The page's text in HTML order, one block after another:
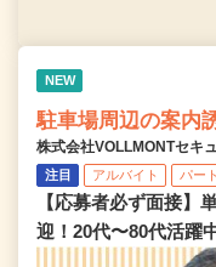
NEW
駐車場周辺の案内
株式会社VOLLMONTセキ
注目 アルバイト パート
【応募者必ず面接】
迎！20代〜80代活躍